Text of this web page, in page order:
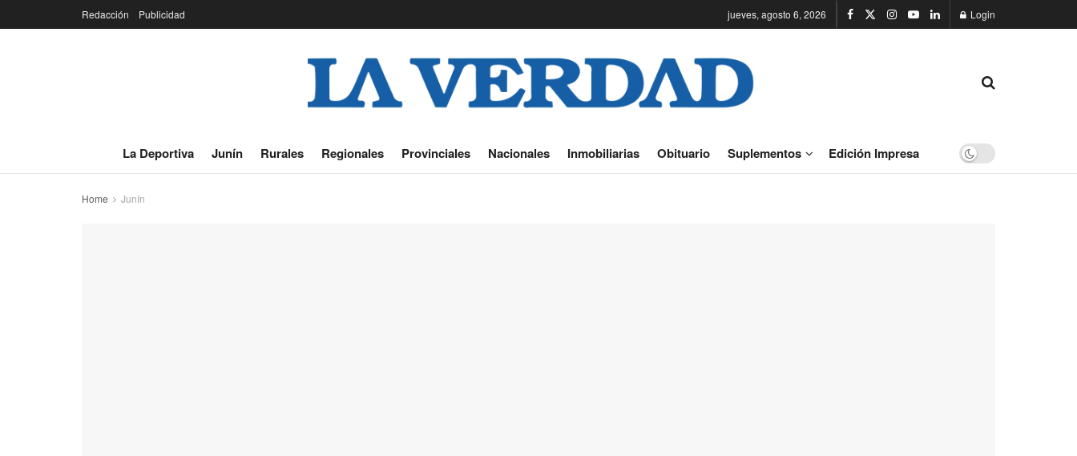
Redacción Publicidad jueves, agosto 6, 2026 Login
La Deportiva Junín Rurales Regionales Provinciales Nacionales Inmobiliarias Obituario Suplementos Edición Impresa
Home Junín